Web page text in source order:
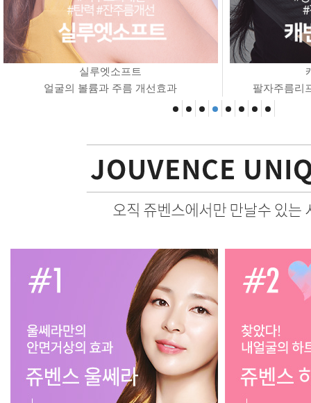
실루엣소프트
얼굴의 볼륨과 주름 개선효과
팔자주름리